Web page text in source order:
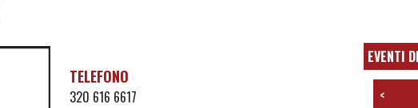
TELEFONO
320 616 6617
EVENTI
<